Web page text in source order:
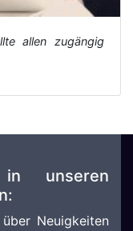
allen zugängig
unseren
Neuigkeiten